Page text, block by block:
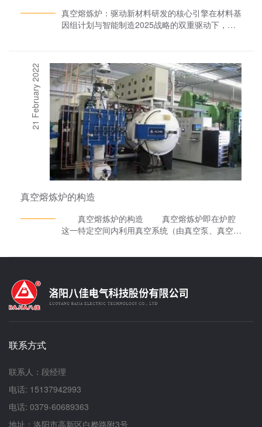
真空熔炼炉：驱动新材料研发的核心引擎在材料基
因组计划与智能制造2025战略的双重驱动下，真
真空熔炼炉在高端材料研发中的技术突破、应用创
新及产业变革意义。一、技术革新：真空熔炼炉的
三大核心能力重构1. 极限环境创造技术超净熔炼
体系：通过多级真空获取系统（机械泵+扩散泵
+低温泵），实现炉腔本底真空度≤5×10??Pa，配
备非蒸散型吸气剂（NEG）维持系统，将氧分压
控制在10??Pa量级气氛精准调控：创新开发多组
元气体混合注入装置，实现H?/Ar/N?动态比例调
节，建立气氛-温度-压力耦合控制模型，满足活性
金属熔炼需求2. 智能熔炼控制系统三维热场建
温度场云图，实现±3℃均温控制精度成分智能配
统，建立合金成分-工艺参数数字孪生模型，支持
元素配比动态修正3. 模块化工艺平台快速换型系
≤15min），配置多功能感应线圈（可适配φ50-
晶/纳米晶材料制备需求二、应用突破：三大战略
材料领域的技术赋能1. 先进能源材料开发超导材
用合金研制航空航天材料：通过真空感应熔炼+真
空自耗重熔双联工艺，开发NiCrCo基高温合金，
真空磁控熔炼技术，制备Fe-Mn-Al-Ni低密度钢，
屈服强度850MPa，耐海水腐蚀速率≤0.03mm/a3.
21 February 2022
真空熔炼炉的构造
真空熔炼炉的构造 真空熔炼炉即在炉腔
这一特定空间内利用真空系统（由真空泵、真空测
密封的炉膛中用管道与高真空泵系统联接。真空熔
炼炉炉膛真空度可达133×(10-2～10-4)Pa。炉内
空计等组成。一般由主机、炉膛、电热装置、密封
车等组成。密封炉壳用碳钢或不锈钢焊成，可拆卸
部件的接合面用真空密封材料密封。为防止炉壳受
联系方式
联系人：段经理
电话: 15137942993
电话: 0379-60689363
地址：洛阳市高新区白桦路附3号